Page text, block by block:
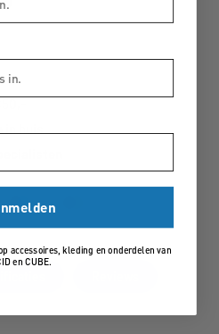
accessoires, kleding en onderdelen van
en CUBE.